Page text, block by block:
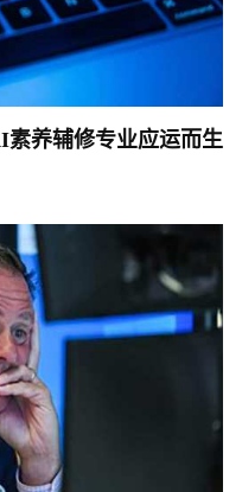
养辅修专业应运而生